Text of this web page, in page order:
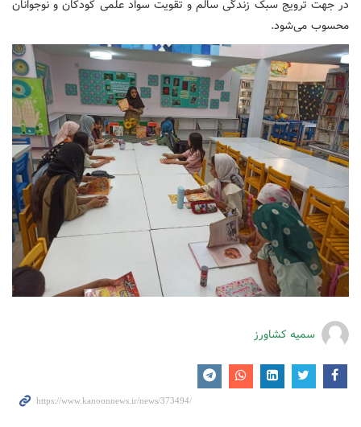
در جهت ترویج سبک زندگی سالم و تقویت سواد علمی کودکان و نوجوانان
محسوب می‌شود.
سمیه کشاورز